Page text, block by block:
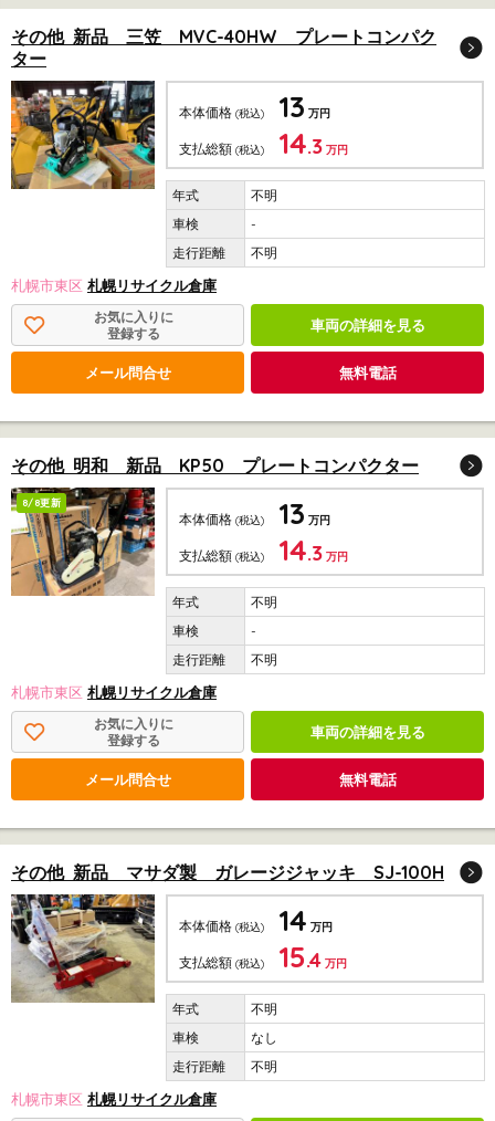
その他 新品 三笠 MVC-40HW プレートコンパク
ター
本体価格 (税込) 13 万円
支払総額 (税込) 14.3 万円
不明
-
不明
札幌市東区 札幌リサイクル倉庫
お気に入りに
登録する
車両の詳細を見る
メール問合せ 無料電話
その他 明和 新品 KP50 プレートコンパクター
8/8更新
本体価格 (税込) 13 万円
支払総額 (税込) 14.3 万円
不明
-
不明
札幌市東区 札幌リサイクル倉庫
お気に入りに
登録する
車両の詳細を見る
メール問合せ 無料電話
その他 新品 マサダ製 ガレージジャッキ SJ-100H
本体価格 (税込) 14 万円
支払総額 (税込) 15.4 万円
不明
なし
不明
札幌市東区 札幌リサイクル倉庫